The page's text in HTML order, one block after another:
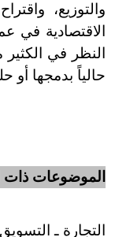
والتوزيع،
الاقتصادية في
النظر في
حالياً بدمجها أو
الموضوعات ذات
التجارة ـ